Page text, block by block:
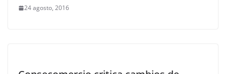
24 agosto, 2016